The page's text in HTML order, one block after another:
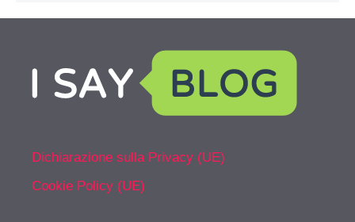
Dichiarazione sulla Privacy (UE)
Cookie Policy (UE)